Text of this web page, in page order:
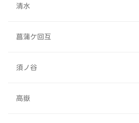
清水
菖蒲ケ回互
須ノ谷
高嶽